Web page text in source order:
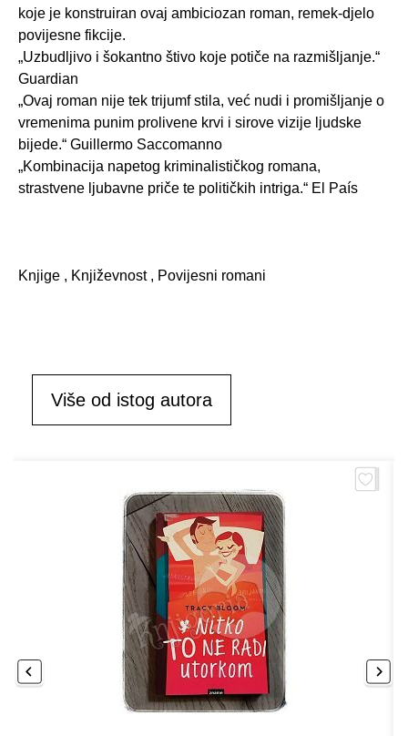
koje je konstruiran ovaj ambiciozan roman, remek-djelo
povijesne fikcije.
„Uzbudljivo i šokantno štivo koje potiče na razmišljanje.“
Guardian
„Ovaj roman nije tek trijumf stila, već nudi i promišljanje o
vremenima punim prolivene krvi i sirove vizije ljudske
bijede.“ Guillermo Saccomanno
„Kombinacija napetog kriminalističkog romana,
strastvene ljubavne priče te političkih intriga.“ El País
Knjige , Književnost , Povijesni romani
Više od istog autora